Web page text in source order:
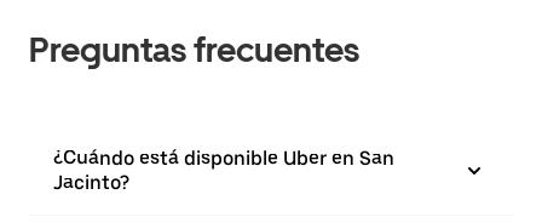
Preguntas frecuentes
¿Cuándo está disponible Uber en San
Jacinto?